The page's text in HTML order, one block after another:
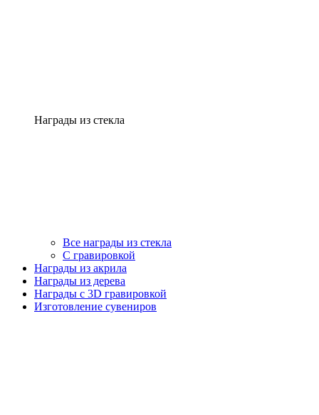
Награды из стекла
Все награды из стекла
С гравировкой
Награды из акрила
Награды из дерева
Награды с 3D гравировкой
Изготовление сувениров